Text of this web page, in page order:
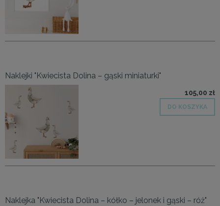
Naklejki "Kwiecista Dolina – gąski miniaturki"
105,00 zł
DO KOSZYKA
Naklejka "Kwiecista Dolina – kółko – jelonek i gąski – róż"